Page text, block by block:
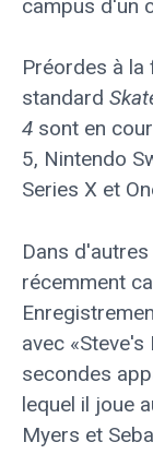
campus d'un
Préordes à
standard
4 sont en
5, Nintendo
Series X et
Dans
récemment
avec
secondes
lequel il joue
Myers et